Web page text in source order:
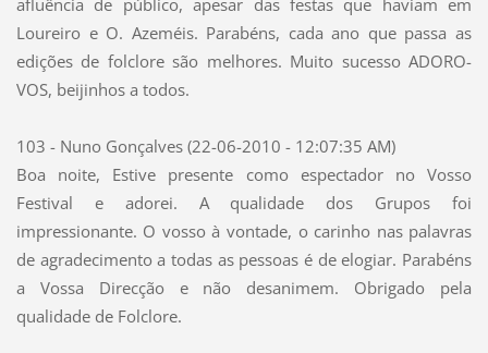
afluência de público, apesar das festas que haviam em
Loureiro e O. Azeméis. Parabéns, cada ano que passa as
edições de folclore são melhores. Muito sucesso ADORO-
VOS, beijinhos a todos.
103 - Nuno Gonçalves (22-06-2010 - 12:07:35 AM)
Boa noite, Estive presente como espectador no Vosso
Festival e adorei. A qualidade dos Grupos foi
impressionante. O vosso à vontade, o carinho nas palavras
de agradecimento a todas as pessoas é de elogiar. Parabéns
a Vossa Direcção e não desanimem. Obrigado pela
qualidade de Folclore.